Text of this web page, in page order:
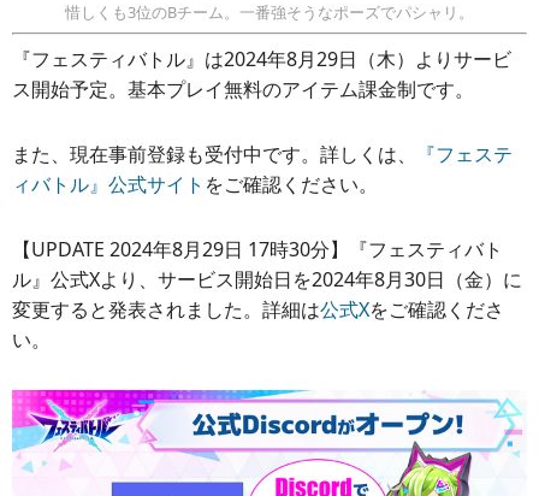
惜しくも3位のBチーム。一番強そうなポーズでパシャリ。
『フェスティバトル』は2024年8月29日（木）よりサービ
ス開始予定。基本プレイ無料のアイテム課金制です。
また、現在事前登録も受付中です。詳しくは、
『フェステ
ィバトル』公式サイト をご確認ください。
【UPDATE 2024年8月29日 17時30分】『フェスティバト
ル』公式Xより、サービス開始日を2024年8月30日（金）に
変更すると発表されました。詳細は公式Xをご確認くださ
い。